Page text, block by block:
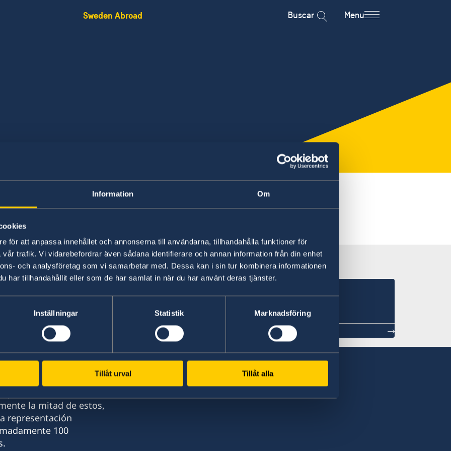
Information Om
för att anpassa innehållet och annonserna till användarna, tillhandahålla funktioner för
trafik. Vi vidarebefordrar även sådana identifierare och annan information från din enhet
och analysföretag som vi samarbetar med. Dessa kan i sin tur kombinera informationen
har tillhandahållit eller som de har samlat in när du har använt deras tjänster.
Inställningar Statistik Marknadsföring
Tillåt urval Tillåt alla
Sweden Abroad Buscar Menu
soltero sueco
prácticamente todos
la mitad de estos,
representación
100